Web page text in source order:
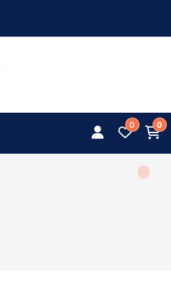
0 0